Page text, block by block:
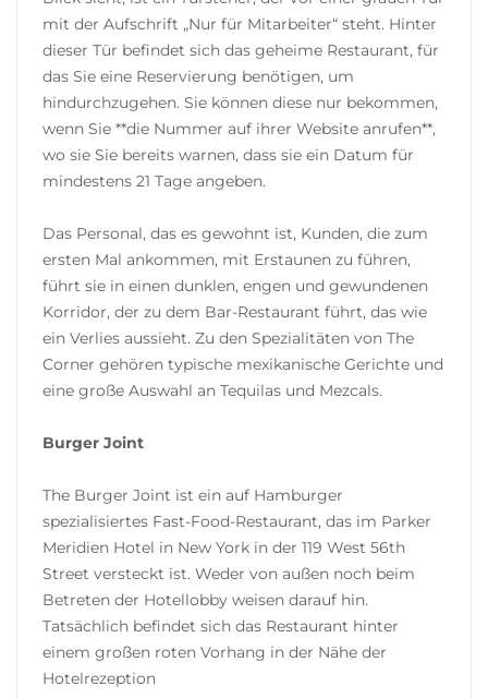
mit der Aufschrift „Nur für Mitarbeiter“ steht. Hinter
dieser Tür befindet sich das geheime Restaurant, für
das Sie eine Reservierung benötigen, um
hindurchzugehen. Sie können diese nur bekommen,
wenn Sie **die Nummer auf ihrer Website anrufen**,
wo sie Sie bereits warnen, dass sie ein Datum für
mindestens 21 Tage angeben.
Das Personal, das es gewohnt ist, Kunden, die zum
ersten Mal ankommen, mit Erstaunen zu führen,
führt sie in einen dunklen, engen und gewundenen
Korridor, der zu dem Bar-Restaurant führt, das wie
ein Verlies aussieht. Zu den Spezialitäten von The
Corner gehören typische mexikanische Gerichte und
eine große Auswahl an Tequilas und Mezcals.
Burger Joint
The Burger Joint ist ein auf Hamburger
spezialisiertes Fast-Food-Restaurant, das im Parker
Meridien Hotel in New York in der 119 West 56th
Street versteckt ist. Weder von außen noch beim
Betreten der Hotellobby weisen darauf hin.
Tatsächlich befindet sich das Restaurant hinter
einem großen roten Vorhang in der Nähe der
Hotelrezeption